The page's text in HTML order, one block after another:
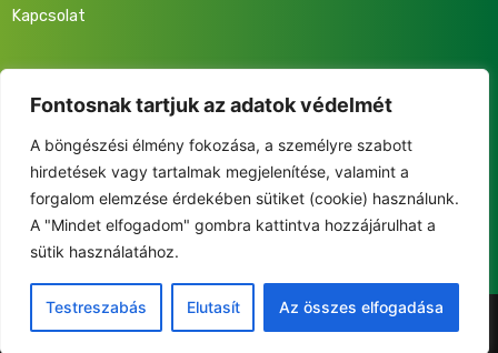
Fontosnak tartjuk az adatok védelmét
A böngészési élmény fokozása, a személyre szabott
hirdetések vagy tartalmak megjelenítése, valamint a
forgalom elemzése érdekében sütiket (cookie) használunk.
A "Mindet elfogadom" gombra kattintva hozzájárulhat a
sütik használatához.
Testreszabás Elutasít Az összes elfogadása
Kapcsolat
eseményeinkről és közösségünk életéről!
This site is protected by reCAPTCHA and the Google
Privacy Policy
©2025 Fiatalok a Nemzetért Alapítvány. Minden jog fenntartva.
Adatkezelési Tájékoztató|Impresszum